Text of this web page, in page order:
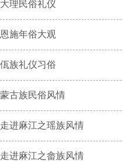
大理民俗礼仪
恩施年俗大观
佤族礼仪习俗
蒙古族民俗风情
走进麻江之瑶族风情
走进麻江之畲族风情